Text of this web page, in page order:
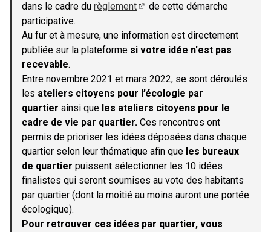
dans le cadre du règlement
de cette démarche
participative.
Au fur et à mesure, une information est directement
publiée sur la plateforme si votre idée n'est pas
recevable.
Entre novembre 2021 et mars 2022, se sont déroulés
les ateliers citoyens pour l’écologie par
quartier ainsi que les ateliers citoyens pour le
cadre de vie par quartier. Ces rencontres ont
permis de prioriser les idées déposées dans chaque
quartier selon leur thématique afin que les bureaux
de quartier puissent sélectionner les 10 idées
finalistes qui seront soumises au vote des habitants
par quartier (dont la moitié au moins auront une portée
écologique).
Pour retrouver ces idées par quartier, vous